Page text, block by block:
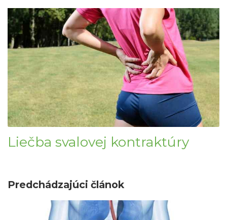
Liečba svalovej kontraktúry
Predchádzajúci článok